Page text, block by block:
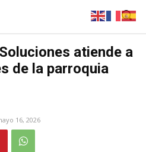
atiende a
de la parroquia
16, 2026